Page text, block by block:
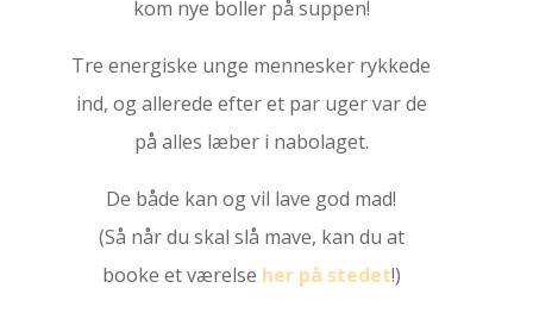
kom nye boller på suppen!
Tre energiske unge mennesker rykkede
ind, og allerede efter et par uger var de
på alles læber i nabolaget.
De både kan og vil lave god mad!
(Så når du skal slå mave, kan du at
booke et værelse her på stedet!)